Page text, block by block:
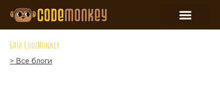
Блог CodeMonkey
> Все блоги